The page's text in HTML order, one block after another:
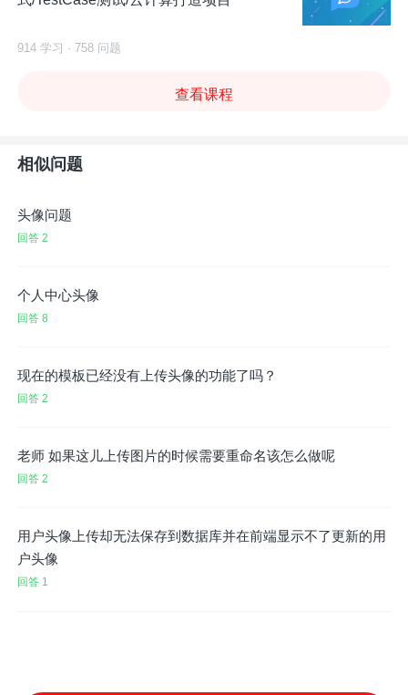
914 学习 · 758 问题
查看课程
相似问题
头像问题
回答 2
个人中心头像
回答 8
现在的模板已经没有上传头像的功能了吗？
回答 2
老师 如果这儿上传图片的时候需要重命名该怎么做呢
回答 2
用户头像上传却无法保存到数据库并在前端显示不了更新的用
户头像
回答 1